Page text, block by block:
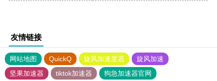
友情链接
网站地图 QuickQ 旋风加速度器
旋风加速
坚果加速器
tiktok加速器
狗急加速器官网